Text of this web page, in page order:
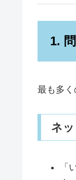
1.
最も多
ネッ
「